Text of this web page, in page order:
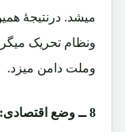
میشد. درنتیجۀ
ونظام تحریک
وملت دامن میزد.
8 ــ وضع اقتصادی: